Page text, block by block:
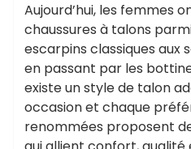
Aujourd’hui, les femmes
chaussures à talons
escarpins classiques aux
en passant par les
existe un style de talon
occasion et chaque
renommées proposent